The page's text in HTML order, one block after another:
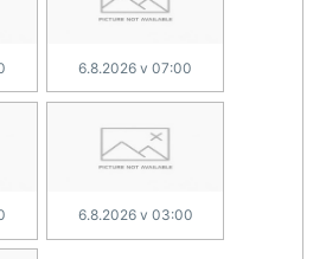
6.8.2026 v 07:00
6.8.2026 v 03:00